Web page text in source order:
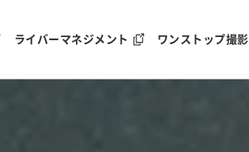
ライバーマネジメント ワンストップ撮影